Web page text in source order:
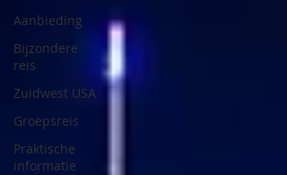
Aanbieding
Bijzondere
reis
Zuidwest USA
Groepsreis
Praktische
informatie